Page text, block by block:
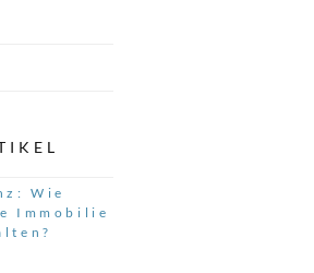
Wie
Immobilie